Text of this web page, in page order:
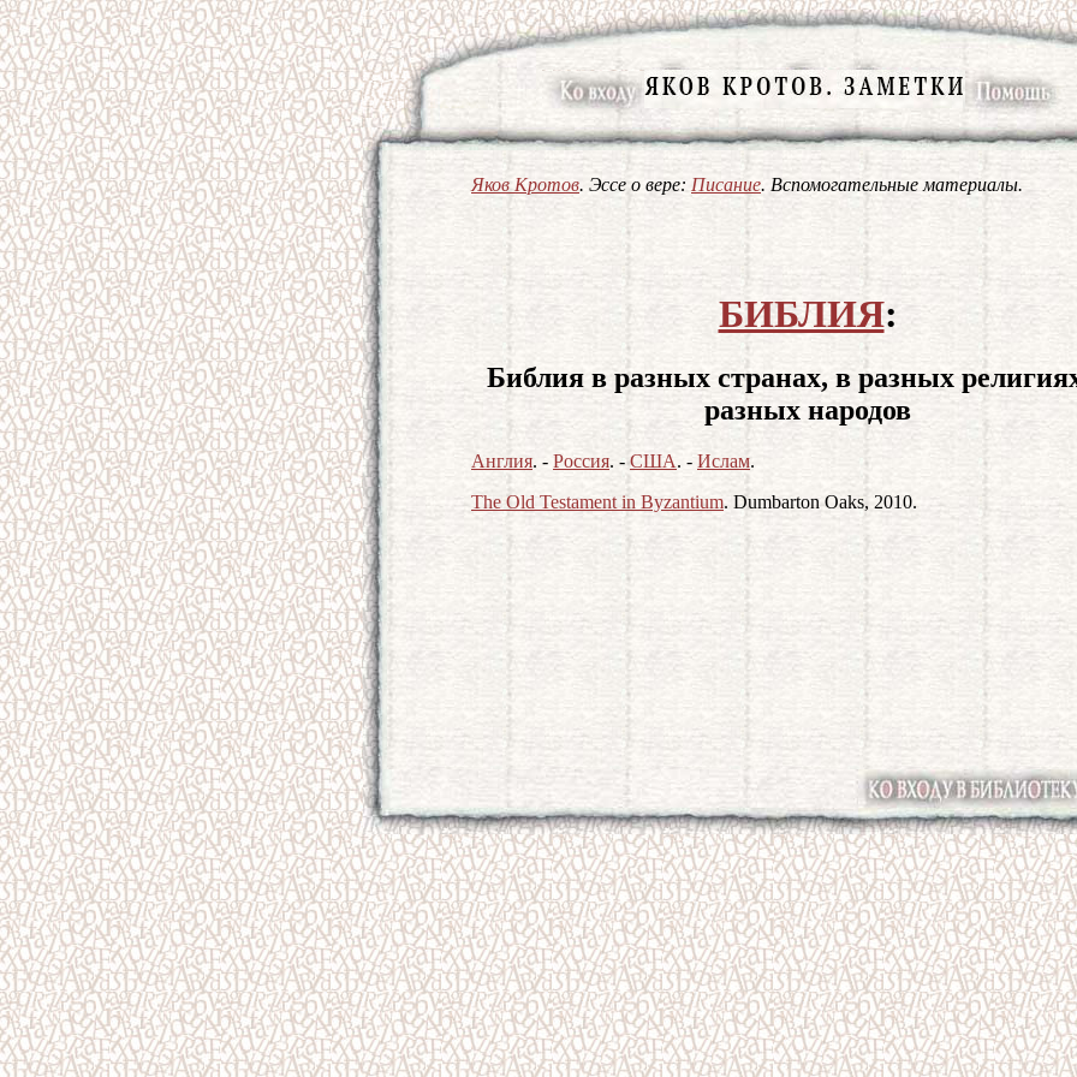
Яков Кротов. Эссе о вере: Писание. Вспомогательные материалы.
БИБЛИЯ:
Библия в разных странах, в разных
разных народов
Англия. - Россия. -США. - Ислам.
The Old Testament in Byzantium. Dumbarton Oaks, 2010.